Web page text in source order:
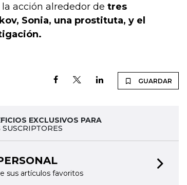
acción alrededor de tres
Sonia, una prostituta, y el
GUARDAR
EXCLUSIVOS PARA
sus artículos favoritos